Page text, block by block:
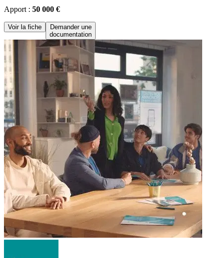
Apport : 50 000 €
Voir la fiche
Demander une
documentation